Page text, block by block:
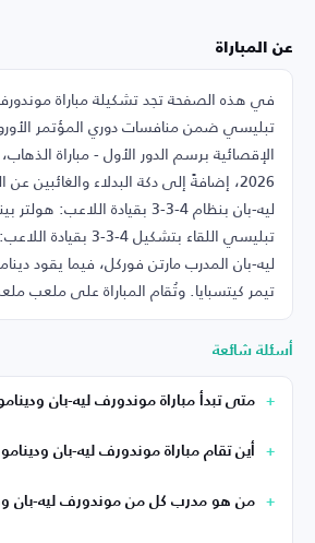
عن المباراة
في هذه الصفحة تجد تشكيلة مباراة
تبليسي ضمن منافسات دوري المؤتمر
2026، إضافةً إلى دكة البدلاء والغائبين
ليه-بان بنظام 4-3-3 بقيادة
تبليسي اللقاء بتشكيل
ليه-بان المدرب مارتن فوركل، فيما يقود
تيمر كيتسبايا. وتُقام المباراة على ملعب
أسئلة شائعة
متى تبدأ مباراة موندورف ليه-بان
أين تقام مباراة موندورف ليه-بان
من هو مدرب كل من موندورف ليه-بان